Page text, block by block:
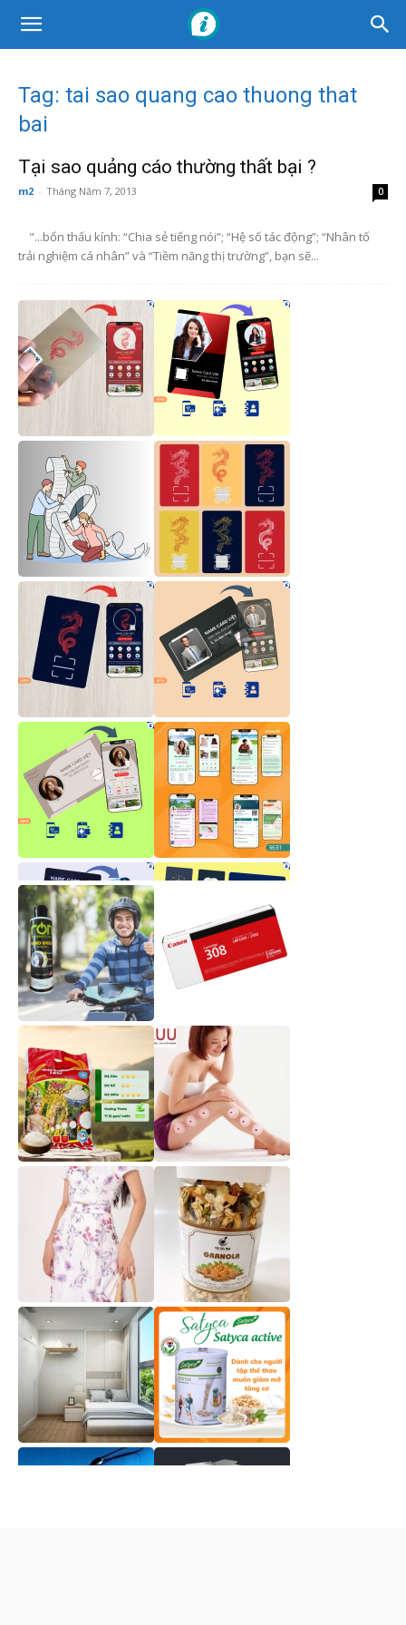
Tag: tai sao quang cao thuong that
bai
Tại sao quảng cáo thường thất bại ?
m2 - Tháng Năm 7, 2013 0
"...bốn thấu kính: “Chia sẻ tiếng nói”; “Hệ số tác động”; “Nhân tố
trải nghiệm cá nhân” và “Tiềm năng thị trường”, bạn sẽ...